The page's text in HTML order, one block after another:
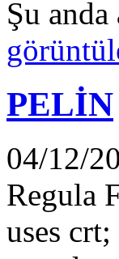
Şu anda
PELİN
04/12/
Regula
uses crt;